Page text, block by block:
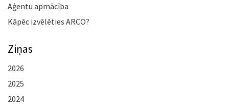
Aģentu apmācība
Kāpēc izvēlēties ARCO?
Ziņas
2026
2025
2024